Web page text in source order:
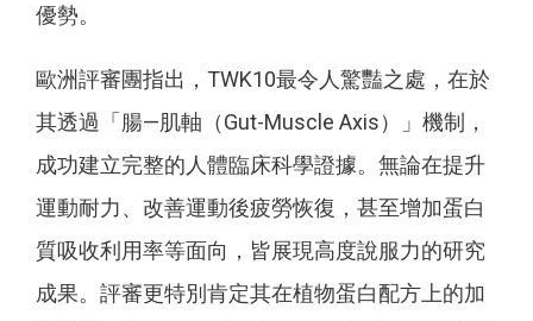
優勢。
歐洲評審團指出，TWK10最令人驚豔之處，在於
其透過「腸—肌軸（Gut-Muscle Axis）」機制，
成功建立完整的人體臨床科學證據。無論在提升
運動耐力、改善運動後疲勞恢復，甚至增加蛋白
質吸收利用率等面向，皆展現高度說服力的研究
成果。評審更特別肯定其在植物蛋白配方上的加